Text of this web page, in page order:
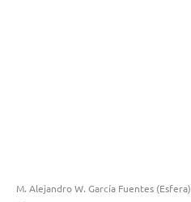
M. Alejandro W. García Fuentes (Esfera)